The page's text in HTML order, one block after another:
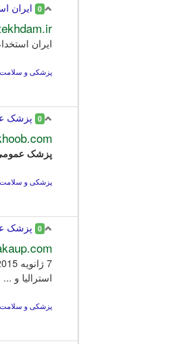
0 ایران
ایران
پزشکی و سلامت
0 پزشک
پزشک
پزشکی و سلامت
0 پزشک
7 ژانويه 2015 ...
استرالیا و ...
پزشکی و سلامت